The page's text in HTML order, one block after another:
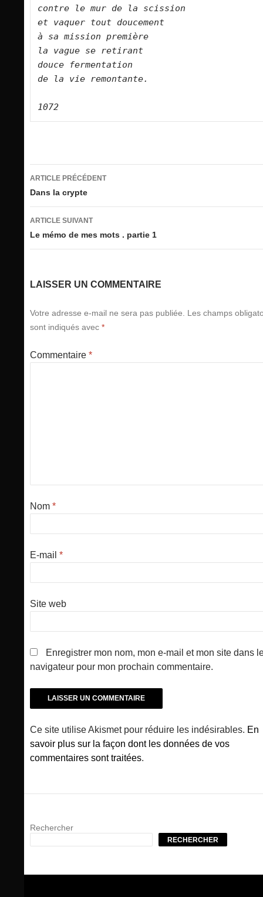
contre le mur de la scission
et vaquer tout doucement
à sa mission première
la vague se retirant
douce fermentation
de la vie remontante.
1072
Navigation
des
articles
ARTICLE PRÉCÉDENT
Dans la crypte
ARTICLE SUIVANT
Le mémo de mes mots . partie 1
LAISSER UN COMMENTAIRE
Votre adresse e-mail ne sera pas publiée.
Les champs
sont indiqués avec *
Commentaire *
Nom *
E-mail *
Site web
Enregistrer mon nom, mon e-mail et mon site dans
navigateur pour mon prochain commentaire.
Ce site utilise Akismet pour réduire les indésirables. En
savoir plus sur la façon dont les données de vos
commentaires sont traitées.
Rechercher
RECHERCHER